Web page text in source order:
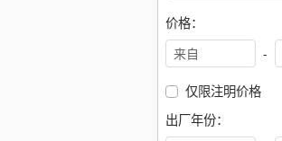
价格：
-
仅限注明价格
出厂年份：